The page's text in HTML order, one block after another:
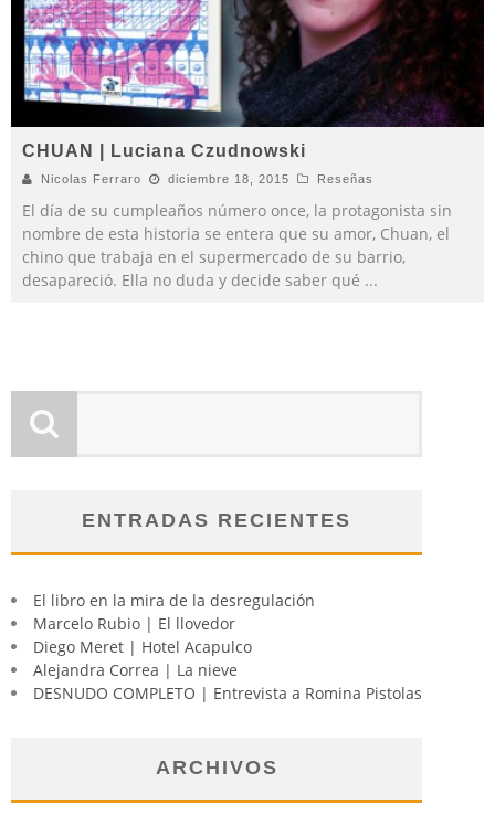
CHUAN | Luciana Czudnowski
Nicolas Ferraro diciembre 18, 2015 Reseñas
El día de su cumpleaños número once, la protagonista sin
nombre de esta historia se entera que su amor, Chuan, el
chino que trabaja en el supermercado de su barrio,
desapareció. Ella no duda y decide saber qué ...
ENTRADAS RECIENTES
El libro en la mira de la desregulación
Marcelo Rubio | El llovedor
Diego Meret | Hotel Acapulco
Alejandra Correa | La nieve
DESNUDO COMPLETO | Entrevista a Romina Pistolas
ARCHIVOS